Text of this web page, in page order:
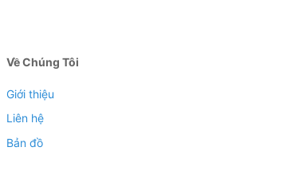
Về Chúng Tôi
Giới thiệu
Liên hệ
Bản đồ